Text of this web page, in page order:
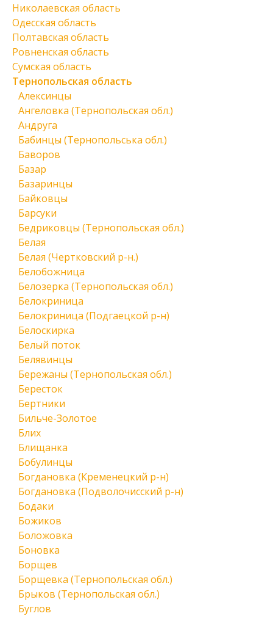
Николаевская область
Одесская область
Полтавская область
Ровненская область
Сумская область
Тернопольская область
Алексинцы
Ангеловка (Тернопольская обл.)
Андруга
Бабинцы (Тернопольська обл.)
Баворов
Базар
Базаринцы
Байковцы
Барсуки
Бедриковцы (Тернопольская обл.)
Белая
Белая (Чертковский р-н.)
Белобожница
Белозерка (Тернопольская обл.)
Белокриница
Белокриница (Подгаецкой р-н)
Белоскирка
Белый поток
Белявинцы
Бережаны (Тернопольская обл.)
Бересток
Бертники
Бильче-Золотое
Блих
Блищанка
Бобулинцы
Богдановка (Кременецкий р-н)
Богдановка (Подволочисский р-н)
Бодаки
Божиков
Боложовка
Боновка
Борщев
Борщевка (Тернопольская обл.)
Брыков (Тернопольская обл.)
Буглов